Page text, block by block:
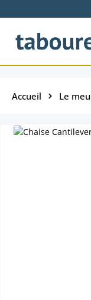
Passer au contenu
Accueil Le